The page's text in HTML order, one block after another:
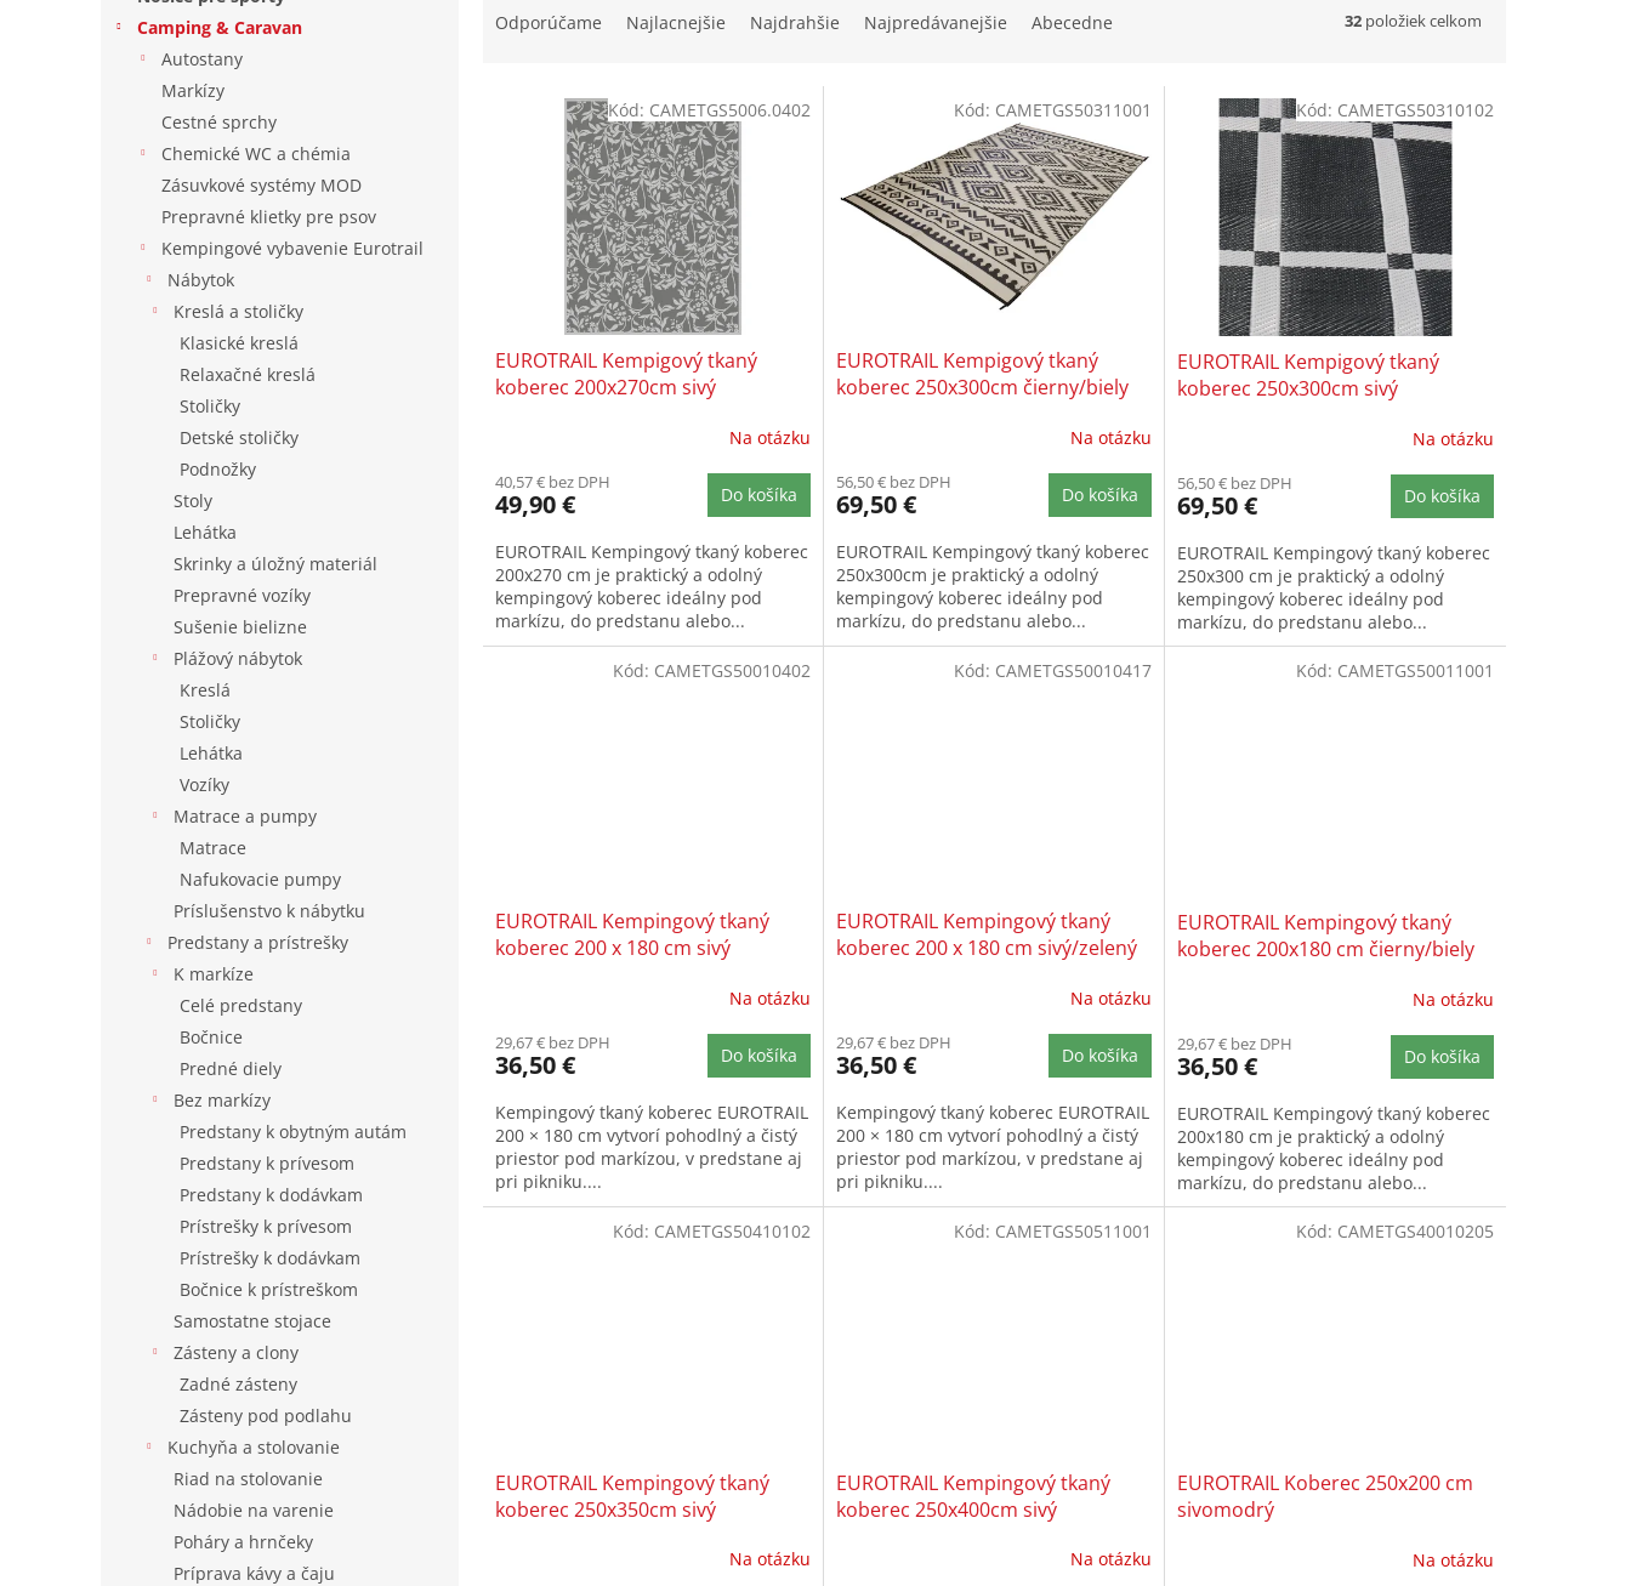
Camping & Caravan
Autostany
Markízy
Cestné sprchy
Chemické WC a chémia
Zásuvkové systémy MOD
Prepravné klietky pre psov
Kempingové vybavenie Eurotrail
Nábytok
Kreslá a stoličky
Klasické kreslá
Relaxačné kreslá
Stoličky
Detské stoličky
Podnožky
Stoly
Lehátka
Skrinky a úložný materiál
Prepravné vozíky
Sušenie bielizne
Plážový nábytok
Kreslá
Stoličky
Lehátka
Vozíky
Matrace a pumpy
Matrace
Nafukovacie pumpy
Príslušenstvo k nábytku
Predstany a prístrešky
K markíze
Celé predstany
Bočnice
Predné diely
Bez markízy
Predstany k obytným autám
Predstany k prívesom
Predstany k dodávkam
Prístrešky k prívesom
Prístrešky k dodávkam
Bočnice k prístreškom
Samostatne stojace
Zásteny a clony
Zadné zásteny
Zásteny pod podlahu
Kuchyňa a stolovanie
Riad na stolovanie
Nádobie na varenie
Poháry a hrnčeky
Príprava kávy a čaju
Odporúčame Najlacnejšie Najdrahšie Najpredávanejšie Abecedne 32 položiek celkom
EUROTRAIL Kempigový tkaný
koberec 200x270cm sivý
Na otázku
40,57 € bez DPH
49,90 € Do košíka
EUROTRAIL Kempingový tkaný koberec
200x270 cm je praktický a odolný
kempingový koberec ideálny pod
markízu, do predstanu alebo...
Kód: CAMETGS5006.0402
EUROTRAIL Kempigový tkaný
koberec 250x300cm čierny/biely
Na otázku
56,50 € bez DPH
69,50 € Do košíka
EUROTRAIL Kempingový tkaný koberec
250x300cm je praktický a odolný
kempingový koberec ideálny pod
markízu, do predstanu alebo...
Kód: CAMETGS50311001
EUROTRAIL Kempigový tkaný
koberec 250x300cm sivý
Na otázku
56,50 € bez DPH
69,50 € Do košíka
EUROTRAIL Kempingový tkaný koberec
250x300 cm je praktický a odolný
kempingový koberec ideálny pod
markízu, do predstanu alebo...
Kód: CAMETGS50310102
EUROTRAIL Kempingový tkaný
koberec 200 x 180 cm sivý
Na otázku
29,67 € bez DPH
36,50 € Do košíka
Kempingový tkaný koberec EUROTRAIL
200 × 180 cm vytvorí pohodlný a čistý
priestor pod markízou, v predstane aj
pri pikniku....
Kód: CAMETGS50010402
EUROTRAIL Kempingový tkaný
koberec 200 x 180 cm sivý/zelený
Na otázku
29,67 € bez DPH
36,50 € Do košíka
Kempingový tkaný koberec EUROTRAIL
200 × 180 cm vytvorí pohodlný a čistý
priestor pod markízou, v predstane aj
pri pikniku....
Kód: CAMETGS50010417
EUROTRAIL Kempingový tkaný
koberec 200x180 cm čierny/biely
Na otázku
29,67 € bez DPH
36,50 € Do košíka
EUROTRAIL Kempingový tkaný koberec
200x180 cm je praktický a odolný
kempingový koberec ideálny pod
markízu, do predstanu alebo...
Kód: CAMETGS50011001
EUROTRAIL Kempingový tkaný
koberec 250x350cm sivý
Na otázku
Kód: CAMETGS50410102
EUROTRAIL Kempingový tkaný
koberec 250x400cm sivý
Na otázku
Kód: CAMETGS50511001
EUROTRAIL Koberec 250x200 cm
sivomodrý
Na otázku
Kód: CAMETGS40010205